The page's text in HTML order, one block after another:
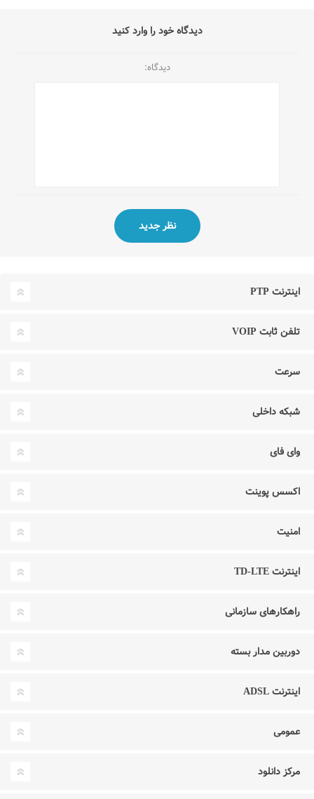
دیدگاه خود را وارد کنید
دیدگاه:
اینترنت PTP
تلفن ثابت VOIP
سرعت
شبکه داخلی
وای فای
اکسس پوینت
امنیت
اینترنت TD-LTE
راهکارهای سازمانی
دوربین مدار بسته
اینترنت ADSL
عمومی
مرکز دانلود